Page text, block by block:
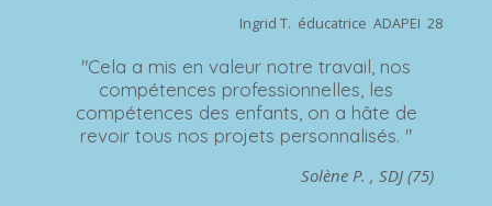
Ingrid T. éducatrice ADAPEI 28
"Cela a mis en valeur notre travail nos
compétences professionnelles, les
compétences des enfants , on a hâte de
revoir tous nos projets personnalisés. "
Solène P. , SDJ (75)